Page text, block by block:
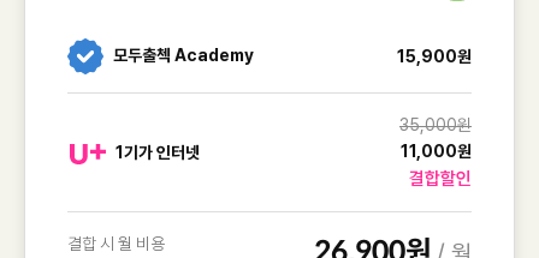
모두출첵 Academy 15,900원
1기가 인터넷
35,000원
11,000원
결합할인
결합 시 월 비용